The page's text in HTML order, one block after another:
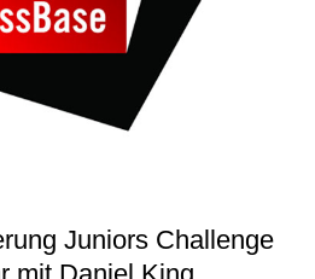
Juniors Challenge